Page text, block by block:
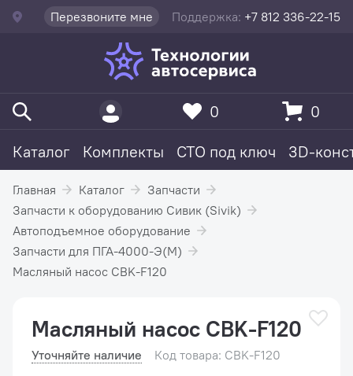
Перезвоните мне Поддержка: +7 812 336-22-15
Каталог Комплекты СТО под ключ 3D-
0 0
Главная Каталог
Запчасти
Запчасти к оборудованию Сивик (Sivik)
Автоподъемное оборудование
Запчасти для ПГА-4000-Э(М)
Масляный насос CBK-F120
Масляный насос CBK-F120
Уточняйте наличие Код товара: CBK-F120